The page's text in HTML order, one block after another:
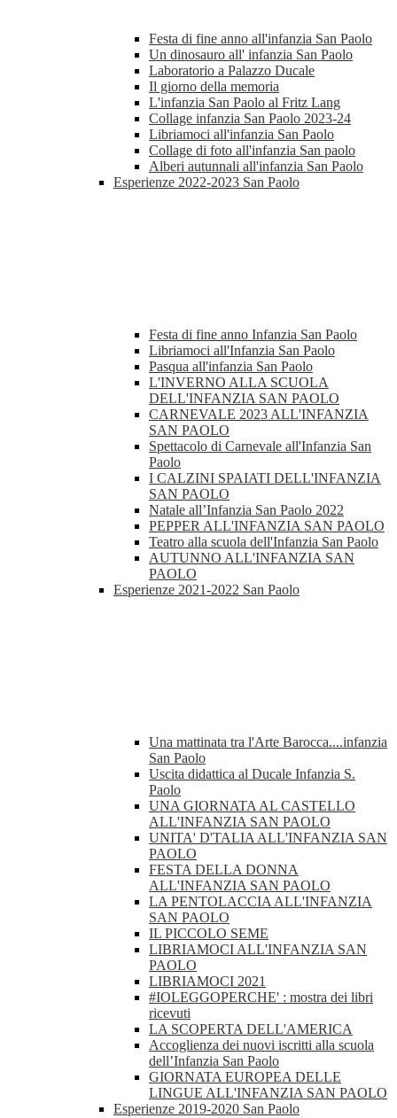
Festa di fine anno all'infanzia San Paolo
Un dinosauro all' infanzia San Paolo
Laboratorio a Palazzo Ducale
Il giorno della memoria
L'infanzia San Paolo al Fritz Lang
Collage infanzia San Paolo 2023-24
Libriamoci all'infanzia San Paolo
Collage di foto all'infanzia San paolo
Alberi autunnali all'infanzia San Paolo
Esperienze 2022-2023 San Paolo
Festa di fine anno Infanzia San Paolo
Libriamoci all'Infanzia San Paolo
Pasqua all'infanzia San Paolo
L'INVERNO ALLA SCUOLA
DELL'INFANZIA SAN PAOLO
CARNEVALE 2023 ALL'INFANZIA
SAN PAOLO
Spettacolo di Carnevale all'Infanzia San
Paolo
I CALZINI SPAIATI DELL'INFANZIA
SAN PAOLO
Natale all’Infanzia San Paolo 2022
PEPPER ALL'INFANZIA SAN PAOLO
Teatro alla scuola dell'Infanzia San Paolo
AUTUNNO ALL'INFANZIA SAN
PAOLO
Esperienze 2021-2022 San Paolo
Una mattinata tra l'Arte Barocca....infanzia
San Paolo
Uscita didattica al Ducale Infanzia S.
Paolo
UNA GIORNATA AL CASTELLO
ALL'INFANZIA SAN PAOLO
UNITA' D'TALIA ALL'INFANZIA SAN
PAOLO
FESTA DELLA DONNA
ALL'INFANZIA SAN PAOLO
LA PENTOLACCIA ALL'INFANZIA
SAN PAOLO
IL PICCOLO SEME
LIBRIAMOCI ALL'INFANZIA SAN
PAOLO
LIBRIAMOCI 2021
#IOLEGGOPERCHE' : mostra dei libri
ricevuti
LA SCOPERTA DELL'AMERICA
Accoglienza dei nuovi iscritti alla scuola
dell’Infanzia San Paolo
GIORNATA EUROPEA DELLE
LINGUE ALL'INFANZIA SAN PAOLO
Esperienze 2019-2020 San Paolo